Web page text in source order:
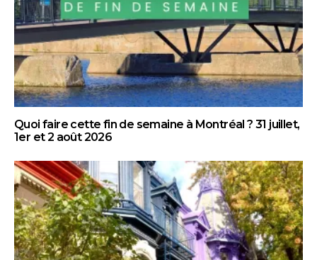
Quoi faire cette fin de semaine à Montréal ? 31 juillet,
1er et 2 août 2026